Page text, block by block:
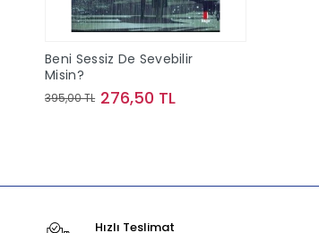
Beni Sessiz De Sevebilir
Misin?
395,00 TL 276,50 TL
Hızlı Teslimat